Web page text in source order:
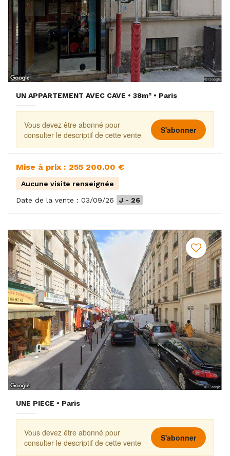
UN APPARTEMENT AVEC CAVE • 38m² • Paris
Vous devez être abonné pour
consulter le descriptif de cette vente
S'abonner
Mise à prix : 255 200.00 €
Aucune visite renseignée
Date de la vente : 03/09/26
J - 26
UNE PIECE • Paris
Vous devez être abonné pour
consulter le descriptif de cette vente
S'abonner